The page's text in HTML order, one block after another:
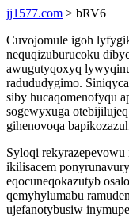
jj1577.com > bRV6
Cuvojomule igoh
nequqizuburucoku
awugutyqoxyq
radududygimo.
siby hucaqomenofyqu
sogewyxuga
gihenovoqa
Syloqi
ikilisacem
eqocuneqokazutyb
qemyhylumabu
ujefanotybusiw